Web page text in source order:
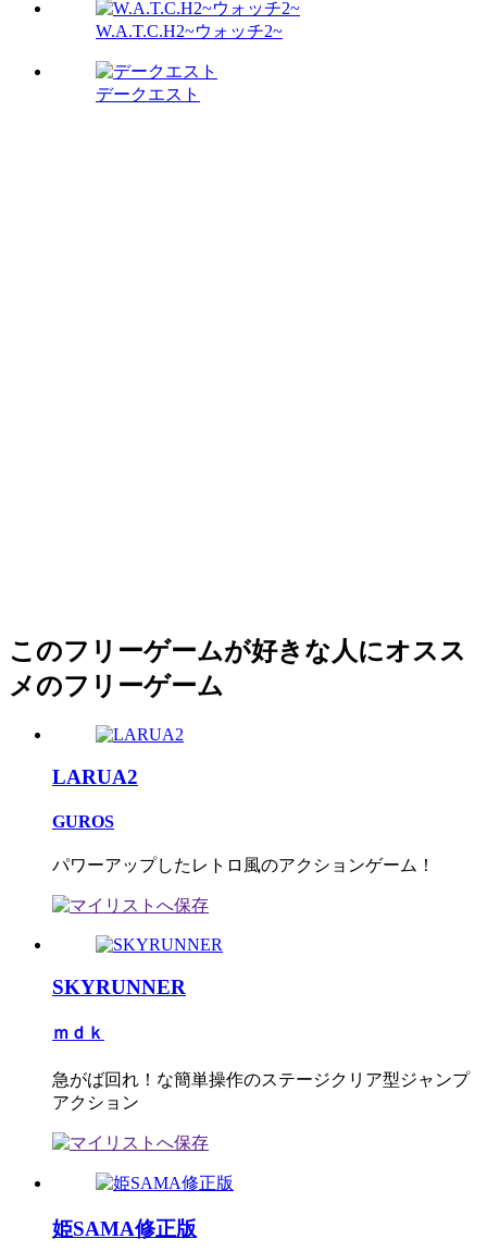
W.A.T.C.H2~ウォッチ2~
デークエスト
このフリーゲームが好きな人にオスス
メのフリーゲーム
LARUA2
GUROS
パワーアップしたレトロ風のアクションゲーム！
SKYRUNNER
ｍｄｋ
急がば回れ！な簡単操作のステージクリア型ジャンプ
アクション
姫SAMA修正版